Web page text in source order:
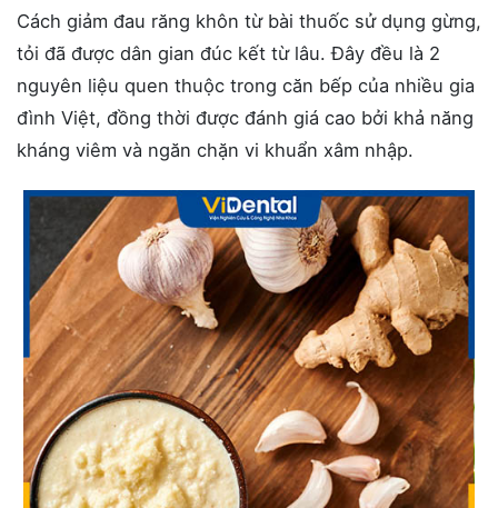
Cách giảm đau răng khôn từ bài thuốc sử dụng gừng,
tỏi đã được dân gian đúc kết từ lâu. Đây đều là 2
nguyên liệu quen thuộc trong căn bếp của nhiều gia
đình Việt, đồng thời được đánh giá cao bởi khả năng
kháng viêm và ngăn chặn vi khuẩn xâm nhập.